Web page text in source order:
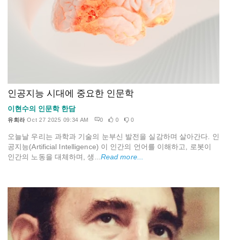
인공지능 시대에 중요한 인문학
이현수의 인문학 한담
유희라 Oct 27 2025 09:34 AM 0 0 0
오늘날 우리는 과학과 기술의 눈부신 발전을 실감하며 살아간다. 인
공지능(Artificial Intelligence) 이 인간의 언어를 이해하고, 로봇이
인간의 노동을 대체하며, 생... Read more...